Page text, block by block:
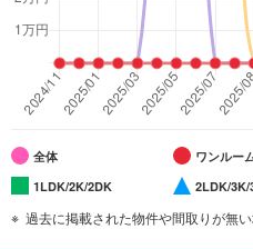
全体 ワンルー
1LDK/2K/2DK
2LDK/3K/
過去に掲載された物件や間取りが無